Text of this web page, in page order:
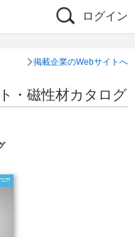
ログイン
掲載企業のWebサイトへ
・磁性材カタログ